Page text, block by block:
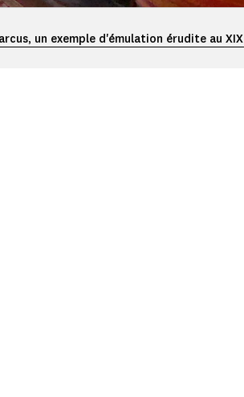
un exemple d'émulation érudite au